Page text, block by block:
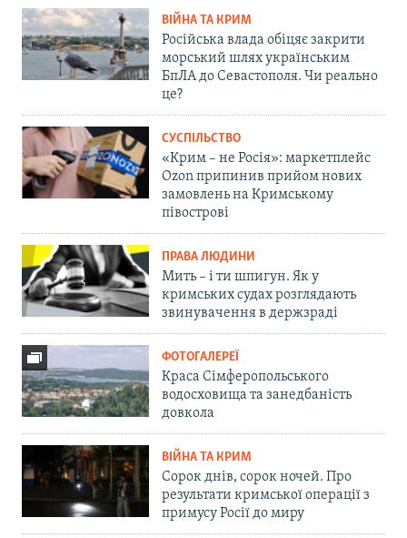
ВІЙНА ТА КРИМ
Російська влада обіцяє закрити
морський шлях українським
БпЛА до Севастополя. Чи реально
це?
СУСПІЛЬСТВО
«Крим – не Росія»: маркетплейс
Ozon припинив прийом нових
замовлень на Кримському
півострові
ПРАВА ЛЮДИНИ
Мить – і ти шпигун. Як у
кримських судах розглядають
звинувачення в держзраді
ФОТОГАЛЕРЕЇ
Краса Сімферопольського
водосховища та занедбаність
довкола
ВІЙНА ТА КРИМ
Сорок днів, сорок ночей. Про
результати кримської операції з
примусу Росії до миру